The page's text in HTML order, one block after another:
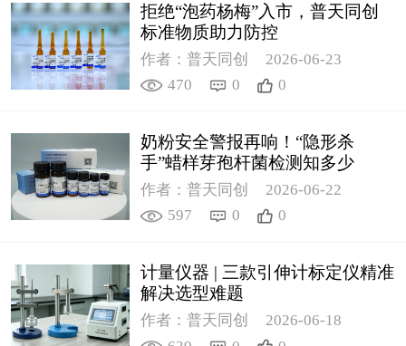
拒绝“泡药杨梅”入市，普天同创
标准物质助力防控
作者：普天同创
2026-06-23
470
0 0
奶粉安全警报再响！“隐形杀
手”蜡样芽孢杆菌检测知多少
作者：普天同创
2026-06-22
597
0 0
计量仪器 | 三款引伸计标定仪精准
解决选型难题
作者：普天同创
2026-06-18